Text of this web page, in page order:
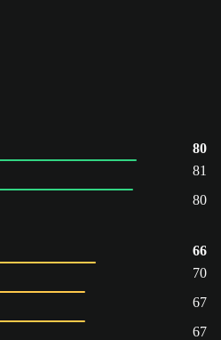
80
81
80
66
70
67
67